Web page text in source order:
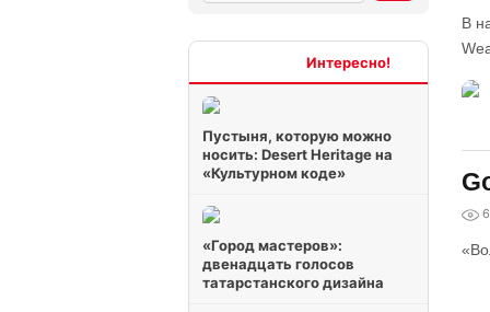
Пустыня, которую можно
носить: Desert Heritage на
«Культурном коде»
«Город мастеров»:
двенадцать голосов
татарстанского дизайна
В